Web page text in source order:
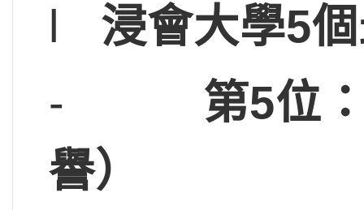
l 浸會大學5
- 第5位
譽）